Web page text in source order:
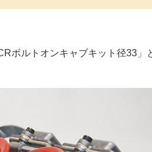
ボルトオンキャブキット径33」